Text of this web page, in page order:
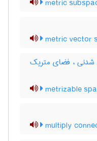
metric
metric vector
شدنی ، فضای متریک
metrizable
multiply